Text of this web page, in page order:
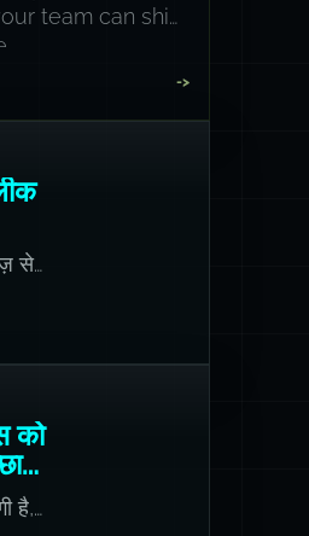
team can ship
->
से
को
है,